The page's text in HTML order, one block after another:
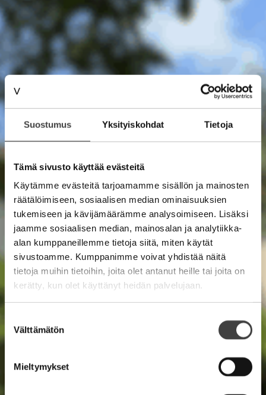
Suostumus Yksityiskohdat Tietoja
Tämä sivusto käyttää evästeitä
Käytämme evästeitä tarjoamamme sisällön ja mainosten
räätälöimiseen, sosiaalisen median ominaisuuksien
tukemiseen ja kävijämäärämme analysoimiseen. Lisäksi
jaamme sosiaalisen median, mainosalan ja analytiikka-
alan kumppaneillemme tietoja siitä, miten käytät
sivustoamme. Kumppanimme voivat yhdistää näitä
tietoja muihin tietoihin, joita olet antanut heille tai joita on
kerätty, kun olet käyttänyt heidän palvelujaan.
valinta
Välttämätön
Mieltymykset